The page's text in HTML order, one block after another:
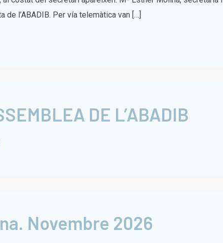
de l’ABADIB. Per vía telemàtica van […]
DE L’ABADIB
Novembre 2026